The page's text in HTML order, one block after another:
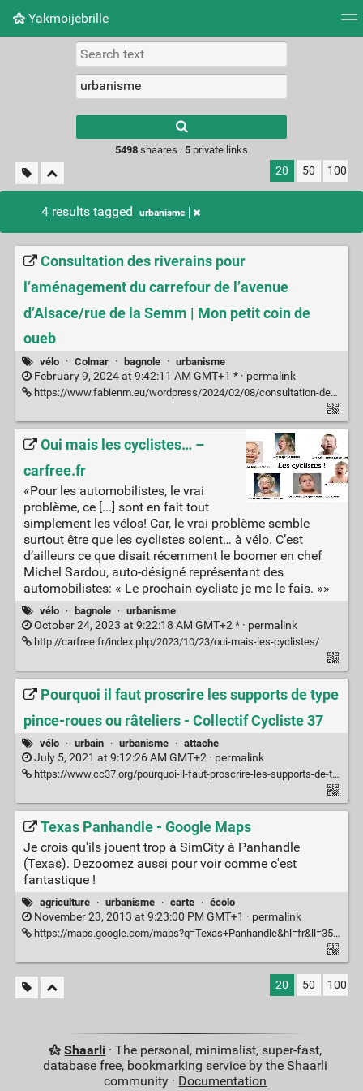
Yakmoijebrille
Picture wall
results.
5498shaares · 5private links
20 50 100
4 results tagged urbanisme
Consultation des riverains pour
l’aménagement du carrefour de l’avenue
d’Alsace/rue de la Semm | Mon petit coin de
oueb
vélo · Colmar · bagnole · urbanisme
February 9, 2024 at 9:42:11 AM GMT+1 * · permalink
https://www.fabienm.eu/wordpress/2024/02/08/consultation-des-riverains-pour-lamenagement-du-carrefour-de-lavenue-dalsace-rue-de-la-semm/
Oui mais les cyclistes… –
carfree.fr
«Pour les automobilistes, le vrai
problème, ce [...] sont en fait tout
simplement les vélos! Car, le vrai problème semble
surtout être que les cyclistes soient… à vélo. C’est
d’ailleurs ce que disait récemment le boomer en chef
Michel Sardou, auto-désigné représentant des
automobilistes: « Le prochain cycliste je me le fais. »»
vélo · bagnole · urbanisme
October 24, 2023 at 9:22:18 AM GMT+2 * · permalink
http://carfree.fr/index.php/2023/10/23/oui-mais-les-cyclistes/
Pourquoi il faut proscrire les supports de type
pince-roues ou râteliers - Collectif Cycliste 37
vélo · urbain · urbanisme · attache
July 5, 2021 at 9:12:26 AM GMT+2 · permalink
https://www.cc37.org/pourquoi-il-faut-proscrire-les-supports-de-type-pince-roues-ou-ratelier/
Texas Panhandle - Google Maps
Je crois qu'ils jouent trop à SimCity à Panhandle
(Texas). Dezoomez aussi pour voir comme c'est
fantastique !
agriculture · urbanisme · carte · écolo
November 23, 2013 at 9:23:00 PM GMT+1 · permalink
https://maps.google.com/maps?q=Texas+Panhandle&hl=fr&ll=35.347651,-101.380205&spn=0.008664,0.021136&sll=37.0625,-95.677068&sspn=34.450489,86.572266&t=h&hnear=Panhandle,+Carson,+Texas&z=16
20 50 100
Shaarli · The personal, minimalist, super-fast,
database free, bookmarking service by the Shaarli
community · Documentation